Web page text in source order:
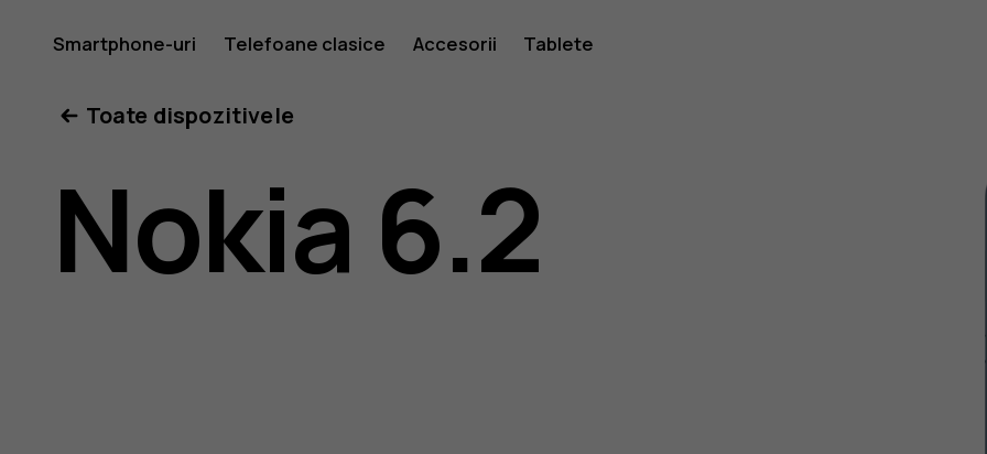
Ghid
de
utilizare
Smartphone-uri Telefoane clasice Accesorii Tablete
Toate dispozitivele
Nokia 6.2